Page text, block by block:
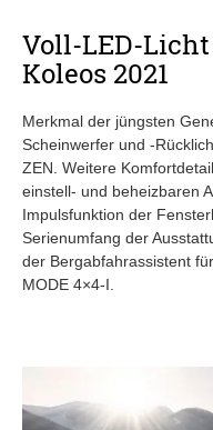
Voll-LED-
Koleos 2021
Merkmal der jüngsten
Scheinwerfer und -
ZEN. Weitere
einstell- und beheizbaren
Impulsfunktion der
Serienumfang der
der Bergabfahrassistent
MODE 4×4-I.